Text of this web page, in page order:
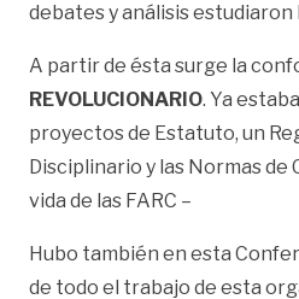
debates y análisis estudiaron
A partir de ésta surge la
REVOLUCIONARIO. Ya
proyectos de Estatuto, un
Disciplinario y las Normas
vida de las FARC –
Hubo también en esta
de todo el trabajo de esta